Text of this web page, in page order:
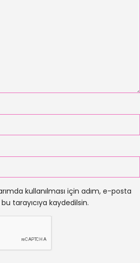
kullanılması için adım, e-posta
tarayıcıya kaydedilsin.